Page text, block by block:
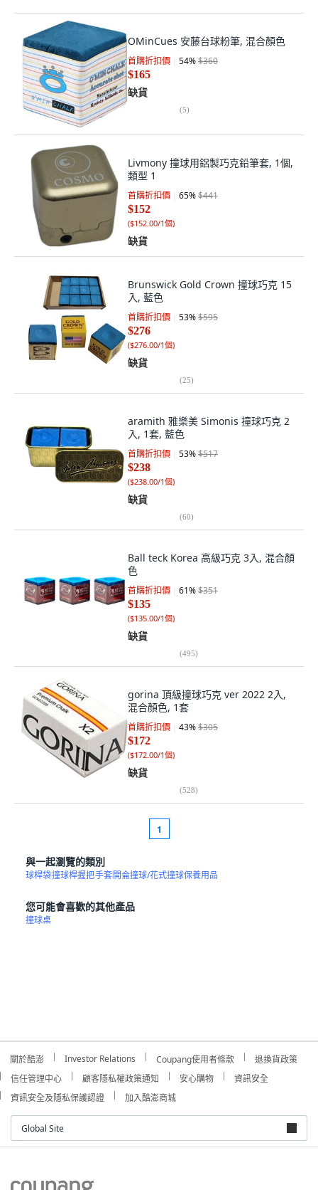
OMinCues 安藤台球粉筆, 混合顏色
首購折扣價 54%$360
$165
缺貨
(5)
Livmony 撞球用鋁製巧克鉛筆套, 1個,
類型 1
首購折扣價 65%$441
$152
($152.00/1個)
缺貨
Brunswick Gold Crown 撞球巧克 15
入, 藍色
首購折扣價 53%$595
$276
($276.00/1個)
缺貨
(25)
aramith 雅樂美 Simonis 撞球巧克 2
入, 1套, 藍色
首購折扣價 53%$517
$238
($238.00/1個)
缺貨
(60)
Ball teck Korea 高級巧克 3入, 混合顏
色
首購折扣價 61%$351
$135
($135.00/1個)
缺貨
(495)
gorina 頂級撞球巧克 ver 2022 2入,
混合顏色, 1套
首購折扣價 43%$305
$172
($172.00/1個)
缺貨
(528)
1
與一起瀏覽的類別
球桿袋撞球桿握把手套開侖撞球/花式撞球保養用品
您可能會喜歡的其他產品
撞球桌
關於酷澎 Investor Relations Coupang使用者條款
退換貨政策
信任管理中心
顧客隱私權政策通知 安心購物
資訊安全
資訊安全及隱私保護認證
加入酷澎商城
Global Site